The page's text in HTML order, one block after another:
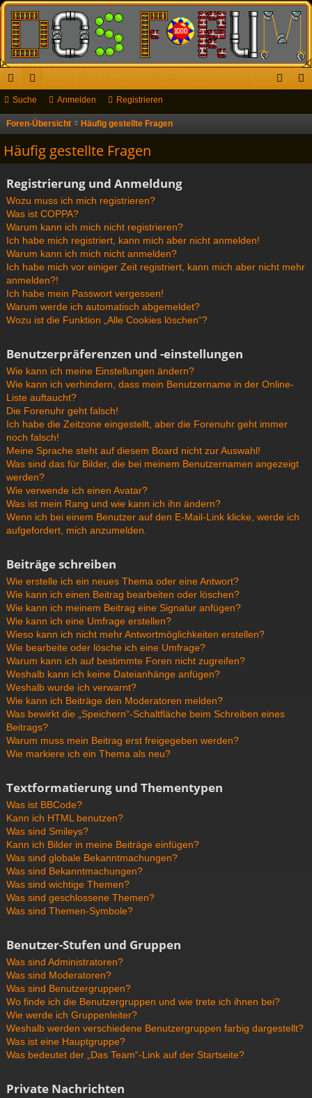
ch
ne
ug
riff
or
en
de re
Suche Anmelden Registrieren
Foren-Übersicht Häufig gestellte Fragen
Häufig gestellte Fragen
Registrierung und Anmeldung
Wozu muss ich mich registrieren?
Was ist COPPA?
Warum kann ich mich nicht registrieren?
Ich habe mich registriert, kann mich aber nicht anmelden!
Warum kann ich mich nicht anmelden?
Ich habe mich vor einiger Zeit registriert, kann mich aber nicht mehr
anmelden?!
Ich habe mein Passwort vergessen!
Warum werde ich automatisch abgemeldet?
Wozu ist die Funktion „Alle Cookies löschen“?
Benutzerpräferenzen und -einstellungen
Wie kann ich meine Einstellungen ändern?
Wie kann ich verhindern, dass mein Benutzername in der Online-
Liste auftaucht?
Die Forenuhr geht falsch!
Ich habe die Zeitzone eingestellt, aber die Forenuhr geht immer
noch falsch!
Meine Sprache steht auf diesem Board nicht zur Auswahl!
Was sind das für Bilder, die bei meinem Benutzernamen angezeigt
werden?
Wie verwende ich einen Avatar?
Was ist mein Rang und wie kann ich ihn ändern?
Wenn ich bei einem Benutzer auf den E-Mail-Link klicke, werde ich
aufgefordert, mich anzumelden.
Beiträge schreiben
Wie erstelle ich ein neues Thema oder eine Antwort?
Wie kann ich einen Beitrag bearbeiten oder löschen?
Wie kann ich meinem Beitrag eine Signatur anfügen?
Wie kann ich eine Umfrage erstellen?
Wieso kann ich nicht mehr Antwortmöglichkeiten erstellen?
Wie bearbeite oder lösche ich eine Umfrage?
Warum kann ich auf bestimmte Foren nicht zugreifen?
Weshalb kann ich keine Dateianhänge anfügen?
Weshalb wurde ich verwarnt?
Wie kann ich Beiträge den Moderatoren melden?
Was bewirkt die „Speichern“-Schaltfläche beim Schreiben eines
Beitrags?
Warum muss mein Beitrag erst freigegeben werden?
Wie markiere ich ein Thema als neu?
Textformatierung und Thementypen
Was ist BBCode?
Kann ich HTML benutzen?
Was sind Smileys?
Kann ich Bilder in meine Beiträge einfügen?
Was sind globale Bekanntmachungen?
Was sind Bekanntmachungen?
Was sind wichtige Themen?
Was sind geschlossene Themen?
Was sind Themen-Symbole?
Benutzer-Stufen und Gruppen
Was sind Administratoren?
Was sind Moderatoren?
Was sind Benutzergruppen?
Wo finde ich die Benutzergruppen und wie trete ich ihnen bei?
Wie werde ich Gruppenleiter?
Weshalb werden verschiedene Benutzergruppen farbig dargestellt?
Was ist eine Hauptgruppe?
Was bedeutet der „Das Team“-Link auf der Startseite?
Private Nachrichten